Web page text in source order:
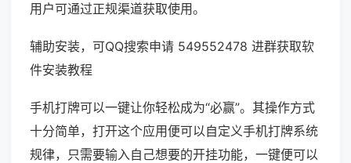
用户可通过正规渠道获取使用。
辅助安装，可QQ搜索申请 549552478 进群获取软
件安装教程
手机打牌可以一键让你轻松成为“必赢”。其操作方式
十分简单，打开这个应用便可以自定义手机打牌系统
规律，只需要输入自己想要的开挂功能，一键便可以